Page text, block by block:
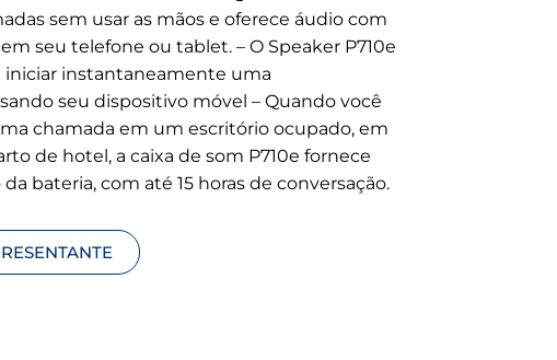
sem usar as mãos e oferece áudio com
seu telefone ou tablet. – O Speaker P710e
instantaneamente uma
seu dispositivo móvel – Quando você
chamada em um escritório ocupado, em
de hotel, a caixa de som P710e fornece
bateria, com até 15 horas de conversação.